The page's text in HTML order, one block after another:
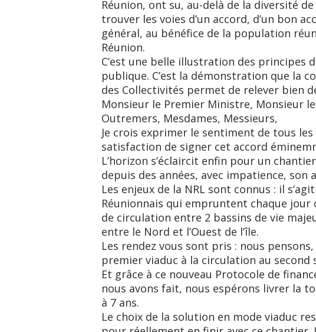
Réunion, ont su, au-delà de la diversité
trouver les voies d’un accord, d’un bon
général, au bénéfice de la population
Réunion.
C’est une belle illustration des principes
publique. C’est la démonstration que la
des Collectivités permet de relever bien
Monsieur le Premier Ministre, Monsieur
Outremers, Mesdames, Messieurs,
Je crois exprimer le sentiment de tous
satisfaction de signer cet accord
L’horizon s’éclaircit enfin pour un
depuis des années, avec impatience, son
Les enjeux de la NRL sont connus : il
Réunionnais qui empruntent chaque
de circulation entre 2 bassins de vie
entre le Nord et l’Ouest de l’île.
Les rendez vous sont pris : nous
premier viaduc à la circulation au second
Et grâce à ce nouveau Protocole de
nous avons fait, nous espérons livrer la
à 7 ans.
Le choix de la solution en mode viaduc